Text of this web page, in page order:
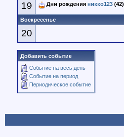
19 Дни рождения никко123 (42)
Воскресенье
20
Добавить событие
Событие на весь день
Событие на период
Периодическое событие